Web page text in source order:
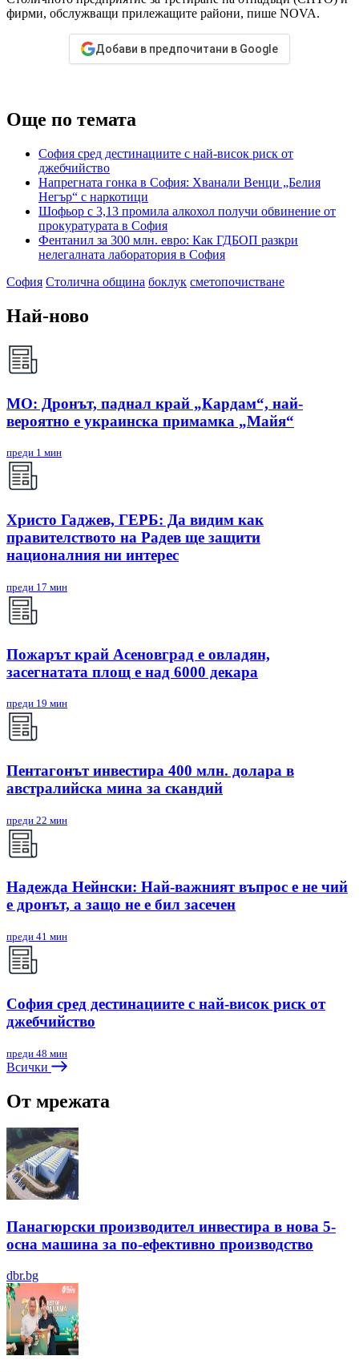
фирми, обслужващи прилежащите райони, пише NOVA.
Добави в предпочитани в Google
Още по темата
София сред дестинациите с най-висок риск от
джебчийство
Напрегната гонка в София: Хванали Венци „Белия
Негър“ с наркотици
Шофьор с 3,13 промила алкохол получи обвинение от
прокуратурата в София
Фентанил за 300 млн. евро: Как ГДБОП разкри
нелегалната лаборатория в София
София Столична община боклук сметопочистване
Най-ново
МО: Дронът, паднал край „Кардам“, най-
вероятно е украинска примамка „Майя“
преди 1 мин
Христо Гаджев, ГЕРБ: Да видим как
правителството на Радев ще защити
националния ни интерес
преди 17 мин
Пожарът край Асеновград е овладян,
засегнатата площ е над 6000 декара
преди 19 мин
Пентагонът инвестира 400 млн. долара в
австралийска мина за скандий
преди 22 мин
Надежда Нейнски: Най-важният въпрос е не чий
е дронът, а защо не е бил засечен
преди 41 мин
София сред дестинациите с най-висок риск от
джебчийство
преди 48 мин
Всички
От мрежата
Панагюрски производител инвестира в нова 5-
осна машина за по-ефективно производство
dbr.bg